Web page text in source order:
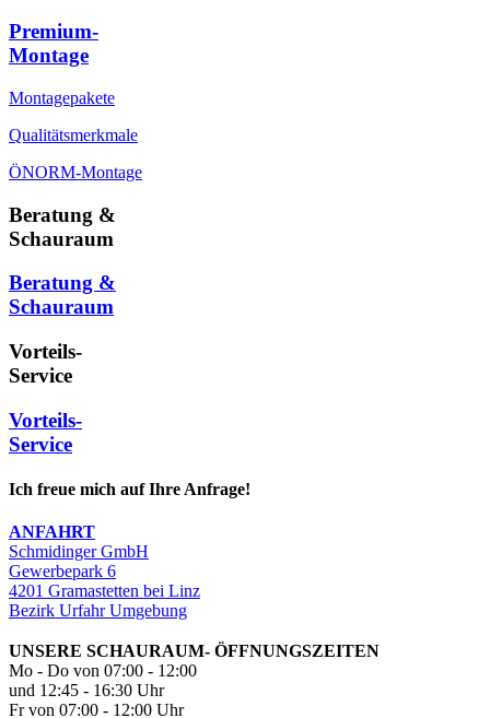
Premium-
Montage
Montagepakete
Qualitätsmerkmale
ÖNORM-Montage
Beratung &
Schauraum
Beratung &
Schauraum
Vorteils-
Service
Vorteils-
Service
Ich freue mich auf Ihre Anfrage!
ANFAHRT
Schmidinger GmbH
Gewerbepark 6
4201 Gramastetten bei Linz
Bezirk Urfahr Umgebung
UNSERE SCHAURAUM- ÖFFNUNGSZEITEN
Mo - Do von 07:00 - 12:00
und 12:45 - 16:30 Uhr
Fr von 07:00 - 12:00 Uhr